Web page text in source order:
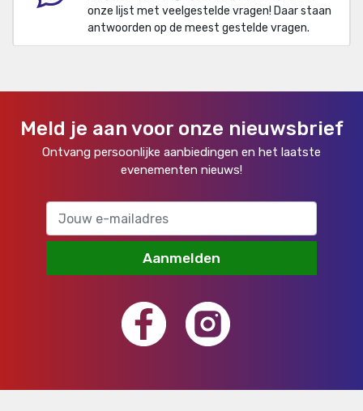
onze lijst met veelgestelde vragen! Daar staan
antwoorden op de meest gestelde vragen.
Meld je aan voor onze nieuwsbrief
Ontvang persoonlijke aanbiedingen en het laatste
evenementen nieuws!
Aanmelden